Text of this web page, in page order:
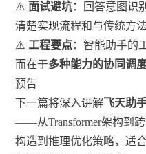
⚠️ 面试避坑：回答意图识
清楚实现流程和与传统方
⚠️ 工程要点：智能助手的
而在于多种能力的协同调
预告
下一篇将深入讲解飞天助
——从Transformer架构到
构造到推理优化策略，适